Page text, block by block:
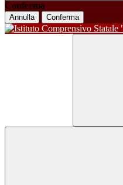
Conferma
Annulla Conferma